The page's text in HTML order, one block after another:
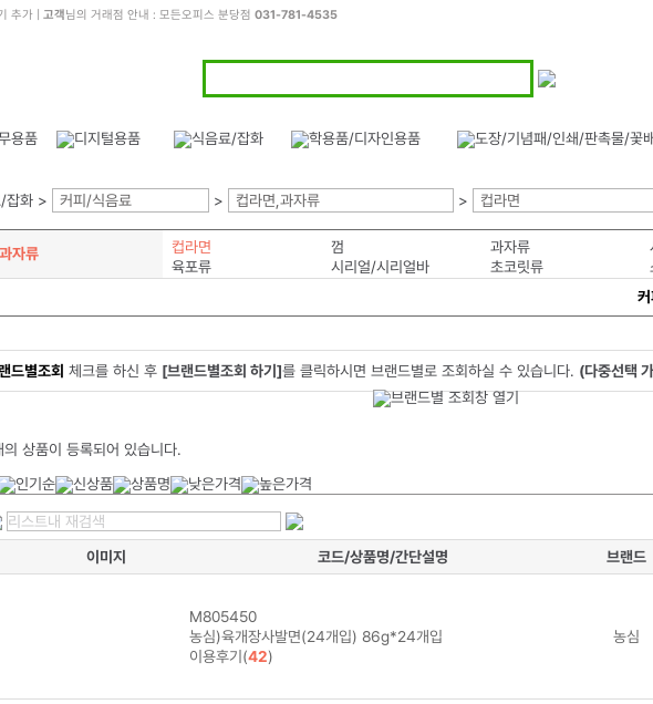
추가| 고객님의 거래점 안내 : 모든오피스 분당점 031-781-4535
/잡화 > 커피/식음료 > 컵라면,과자류 > 컵라면
자류 컵라면 껌 과자류
육포류
시리얼/시리얼바 초코릿류
드별조회 체크를 하신 후 [브랜드별조회 하기]를 클릭하시면 브랜드별로 조회하실 수 있습니다. (다중선택
의 상품이 등록되어 있습니다.
이미지
코드/상품명/간단설명 브랜드
M805450
농심)육개장사발면(24개입) 86g*24개입
이용후기(42)
농심